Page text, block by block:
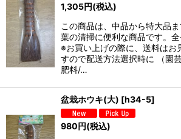
1,305円(税込)
この商品は、中品から特大品
葉の清掃に便利な商品です。全
※お買い上げの際に、送料はお
すので配送方法選択時に （園
肥料/…
盆栽ホウキ(大) [h34-5]
980円(税込)